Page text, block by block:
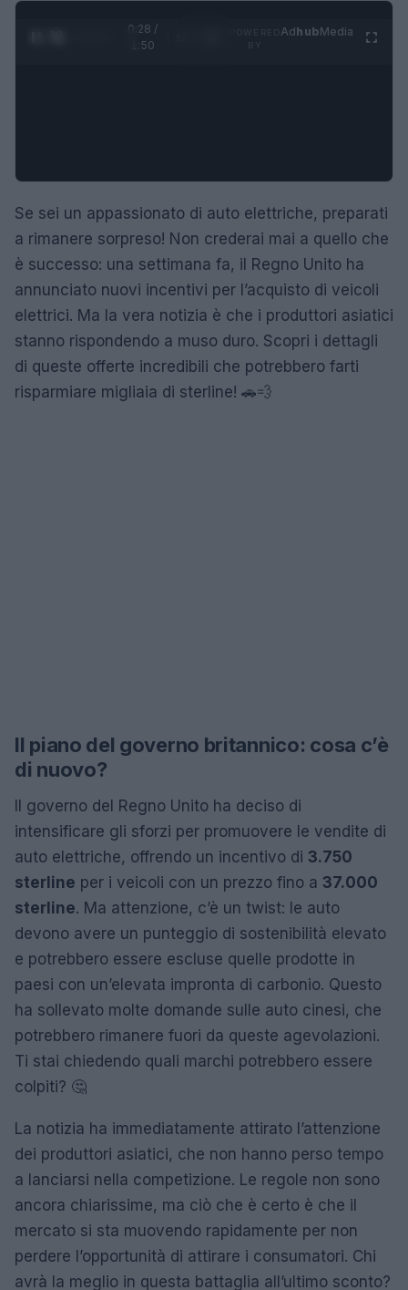
0:29 /
1:50
AdhubMedia
Se sei un appassionato di auto elettriche, preparati
a rimanere sorpreso! Non crederai mai a quello che
è successo: una settimana fa, il Regno Unito ha
annunciato nuovi incentivi per l’acquisto di veicoli
elettrici. Ma la vera notizia è che i produttori asiatici
stanno rispondendo a muso duro. Scopri i dettagli
di queste offerte incredibili che potrebbero farti
risparmiare migliaia di sterline! 🚗💨
Il piano del governo britannico: cosa c’è
di nuovo?
Il governo del Regno Unito ha deciso di
intensificare gli sforzi per promuovere le vendite di
auto elettriche, offrendo un incentivo di 3.750
sterline per i veicoli con un prezzo fino a 37.000
sterline. Ma attenzione, c’è un twist: le auto
devono avere un punteggio di sostenibilità elevato
e potrebbero essere escluse quelle prodotte in
paesi con un’elevata impronta di carbonio. Questo
ha sollevato molte domande sulle auto cinesi, che
potrebbero rimanere fuori da queste agevolazioni.
Ti stai chiedendo quali marchi potrebbero essere
colpiti? 🤔
La notizia ha immediatamente attirato l’attenzione
dei produttori asiatici, che non hanno perso tempo
a lanciarsi nella competizione. Le regole non sono
ancora chiarissime, ma ciò che è certo è che il
mercato si sta muovendo rapidamente per non
perdere l’opportunità di attirare i consumatori. Chi
avrà la meglio in questa battaglia all’ultimo sconto?